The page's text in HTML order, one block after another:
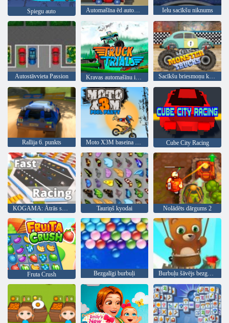
Spiegu auto Automašīna ēd automašīnu 2 Ielu sacīkšu niknums
Autostāvvieta Passion Kravas automašīnu izmēģinājumi Sacīkšu briesmoņu kravas automašīnas
Rallija 6. punkts Moto X3M baseina ballīte Cube City Racing
KOGAMA: Ātrās sacīkstes Tauriņš kyodai Nolādēts dārgums 2
Fruta Crush Bezgalīgi burbuļi Burbuļu šāvējs bezgalīgs